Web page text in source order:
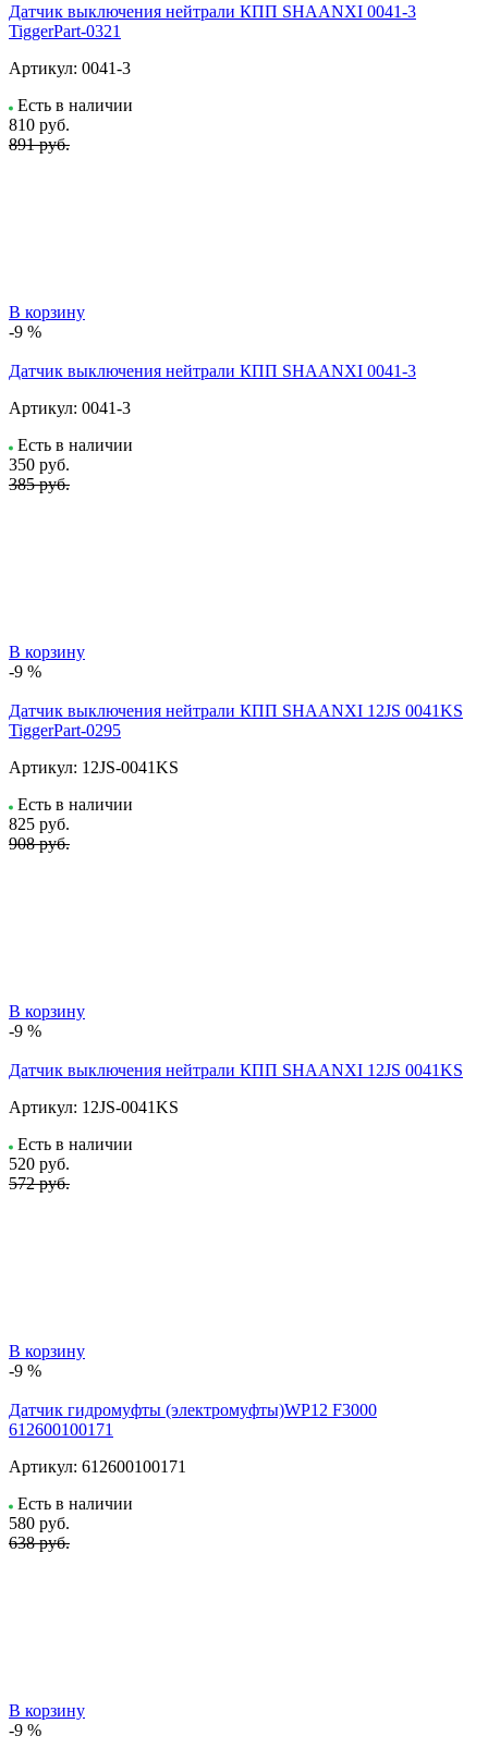
Датчик выключения нейтрали КПП SHAANXI 0041-3
TiggerPart-0321
Артикул: 0041-3
Есть в наличии
810 руб.
891 руб.
В корзину
-9 %
Датчик выключения нейтрали КПП SHAANXI 0041-3
Артикул: 0041-3
Есть в наличии
350 руб.
385 руб.
В корзину
-9 %
Датчик выключения нейтрали КПП SHAANXI 12JS 0041KS
TiggerPart-0295
Артикул: 12JS-0041KS
Есть в наличии
825 руб.
908 руб.
В корзину
-9 %
Датчик выключения нейтрали КПП SHAANXI 12JS 0041KS
Артикул: 12JS-0041KS
Есть в наличии
520 руб.
572 руб.
В корзину
-9 %
Датчик гидромуфты (электромуфты)WP12 F3000
612600100171
Артикул: 612600100171
Есть в наличии
580 руб.
638 руб.
В корзину
-9 %